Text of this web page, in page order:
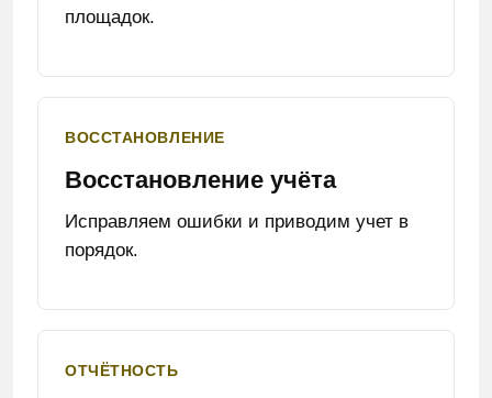
площадок.
ВОССТАНОВЛЕНИЕ
Восстановление учёта
Исправляем ошибки и приводим учет в
порядок.
ОТЧЁТНОСТЬ